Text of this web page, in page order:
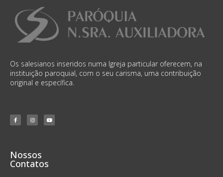
Os salesianos inseridos numa Igreja particular oferecem, na
instituição paroquial, com o seu carisma, uma contribuição
original e específica.
Nossos
Contatos